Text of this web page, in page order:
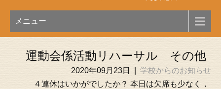
メニュー
運動会係活動リハーサル その他
2020年09月23日
学校からのお知らせ
４連休はいかがでしたか？ 本日は欠席も少なく，